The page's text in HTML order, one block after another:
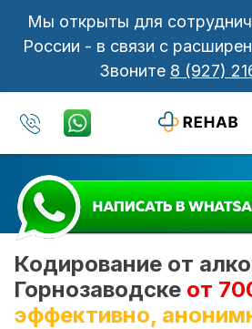
Мы открыты для
России - в связи с
Звоните 8 (927)
Кодирование от
Горнозаводске от
эффективно,